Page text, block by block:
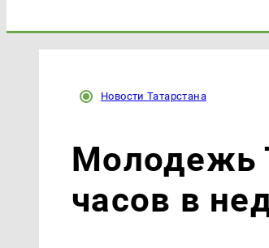
Новости Татарстана
Молодежь
часов в